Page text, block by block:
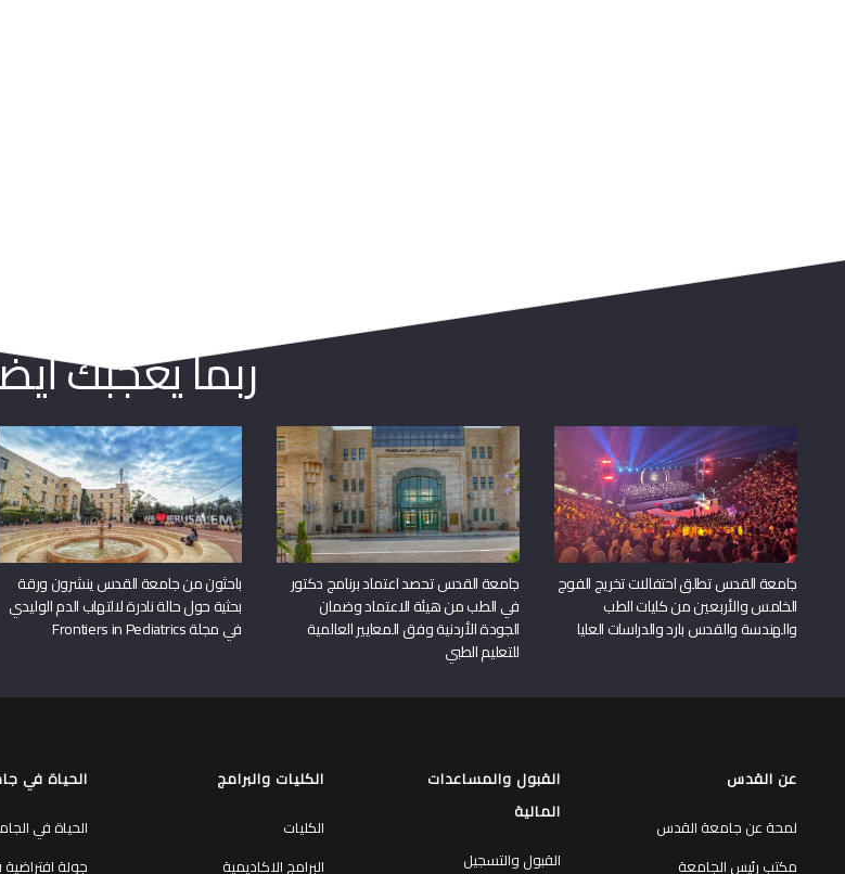
ربما يعجبك
جامعة القدس تطلق احتفالات تخريج الفوج
الخامس والأربعين من كليات الطب
والهندسة والقدس بارد والدراسات العليا
جامعة القدس تحصد اعتماد برنامج دكتور
في الطب من هيئة الاعتماد وضمان
الجودة الأردنية وفق المعايير العالمية
للتعليم الطبي
باحثون من جامعة القدس ينشرون ورقة
بحثية حول حالة نادرة لالتهاب الدم الوليدي
في مجلة Frontiers in Pediatrics
عن القدس
لمحة عن جامعة القدس
مكتب رئيس الجامعة
القبول والمساعدات
المالية
القبول والتسجيل
الكليات والبرامج
الكليات
البرامج الاكاديمية
الحياة في
الحياة في
جولة